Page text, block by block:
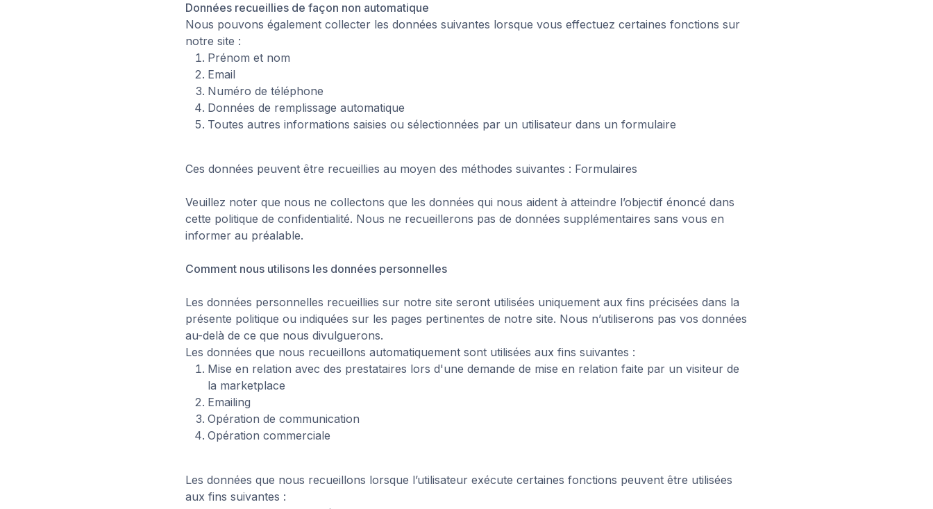
Données recueillies de façon non automatique
Nous pouvons également collecter les données suivantes lorsque vous effectuez certaines fonctions sur
notre site :
Prénom et nom
Email
Numéro de téléphone
Données de remplissage automatique
Toutes autres informations saisies ou sélectionnées par un utilisateur dans un formulaire
Ces données peuvent être recueillies au moyen des méthodes suivantes : Formulaires
Veuillez noter que nous ne collectons que les données qui nous aident à atteindre l’objectif énoncé dans
cette politique de confidentialité. Nous ne recueillerons pas de données supplémentaires sans vous en
informer au préalable.
Comment nous utilisons les données personnelles
Les données personnelles recueillies sur notre site seront utilisées uniquement aux fins précisées dans la
présente politique ou indiquées sur les pages pertinentes de notre site. Nous n’utiliserons pas vos données
au-delà de ce que nous divulguerons.
Les données que nous recueillons automatiquement sont utilisées aux fins suivantes :
Mise en relation avec des prestataires lors d'une demande de mise en relation faite par un visiteur de
la marketplace
Emailing
Opération de communication
Opération commerciale
Les données que nous recueillons lorsque l’utilisateur exécute certaines fonctions peuvent être utilisées
aux fins suivantes :